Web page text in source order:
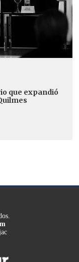
que expandió